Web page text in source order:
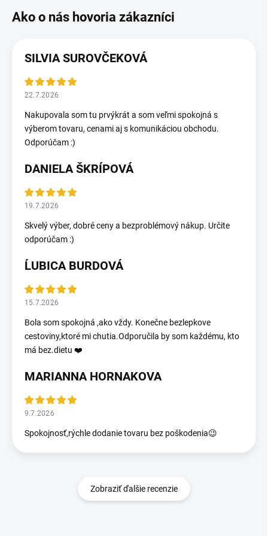
SILVIA SUROVČEKOVÁ
22.7.2026
Nakupovala som tu prvýkrát a som veľmi spokojná s
výberom tovaru, cenami aj s komunikáciou obchodu.
Odporúčam :)
DANIELA ŠKRÍPOVÁ
19.7.2026
Skvelý výber, dobré ceny a bezproblémový nákup. Určite
odporúčam :)
ĹUBICA BURDOVÁ
15.7.2026
Bola som spokojná ,ako vždy. Konečne bezlepkove
cestoviny,ktoré mi chutia.Odporučila by som každému, kto
má bez.dietu ❤️
MARIANNA HORNAKOVA
9.7.2026
Spokojnosť,rýchle dodanie tovaru bez poškodenia😉
Zobraziť ďalšie recenzie